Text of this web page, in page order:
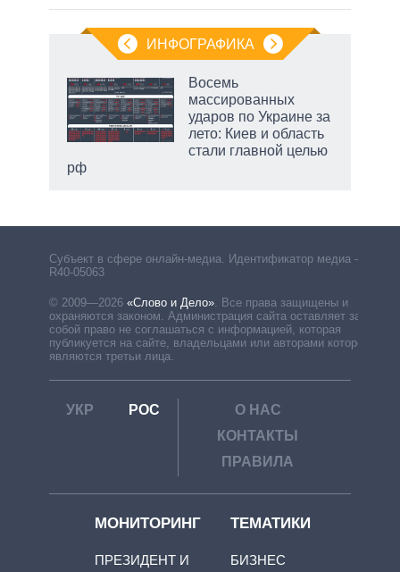
ИНФОГРАФИКА
Восемь
массированных
ударов по Украине за
лето: Киев и область
стали главной целью
рф
Субъект в сфере онлайн-медиа. Идентификатор медиа –
R40-05063
© 2009—2026 «Слово и Дело». Все права защищены и
охраняются законом. Администрация сайта оставляет за
собой право не соглашаться с информацией, которая
публикуется на сайте, владельцами или авторами которой
являются третьи лица.
УКР РОС
О НАС
КОНТАКТЫ
ПРАВИЛА
МОНИТОРИНГ
ПРЕЗИДЕНТ И
ТЕМАТИКИ
БИЗНЕС